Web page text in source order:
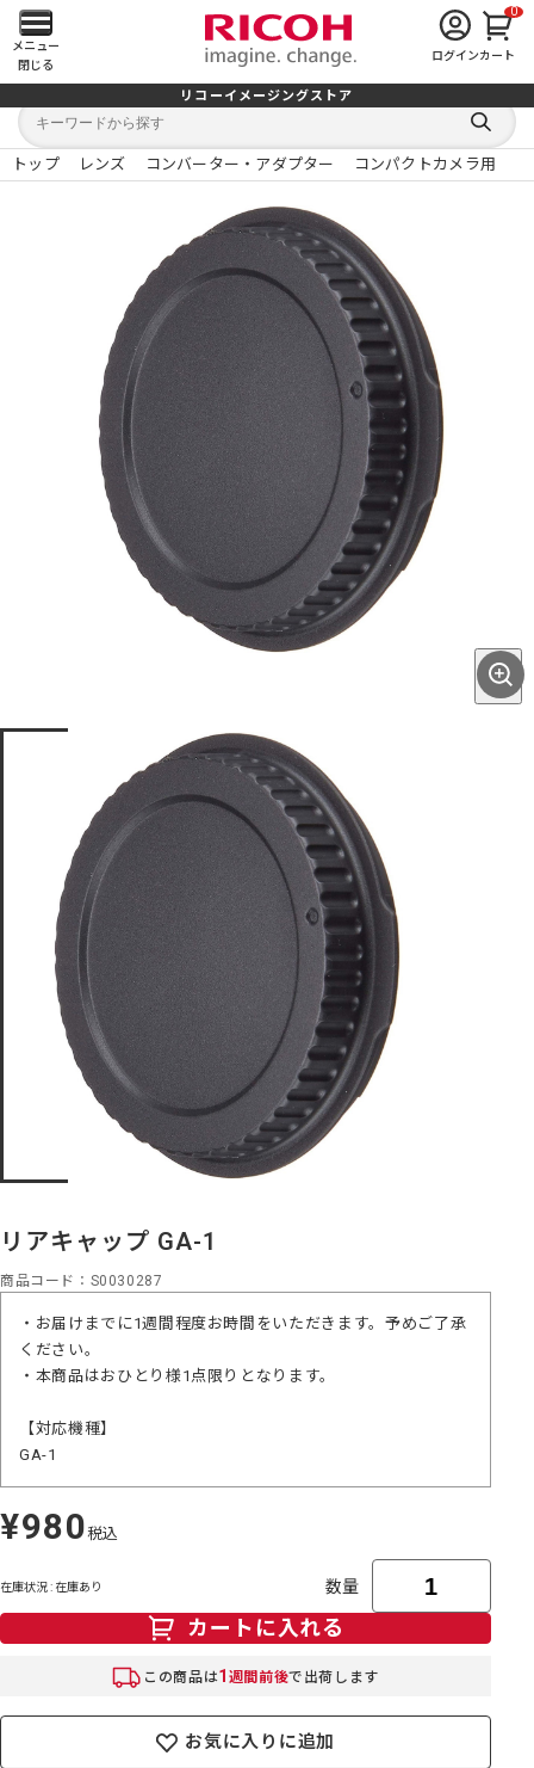
メ
イ
ン
メ
メニュー
閉じる
ログイン
0
カート
リコーイメージングストア
キ
ワ
ー
キ
検
索
す
る
トップ レンズ コンバーター・アダプター コンパクトカメラ用
リアキャップ GA-1
商品コード S0030287
・お届けまでに1週間程度お時間をいただきます。予めご了承
ください。
・本商品はおひとり様1点限りとなります。
【対応機種】
GA-1
定
価
¥980税込
在庫状況 : 在庫あり 数量
カートに入れる
この商品は1 週間前後で出荷します
お気に入りに追加